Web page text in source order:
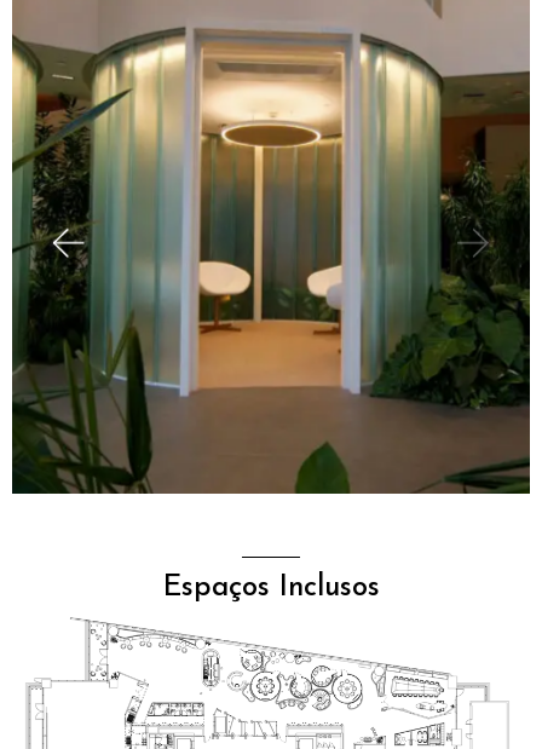
Espaços Inclusos